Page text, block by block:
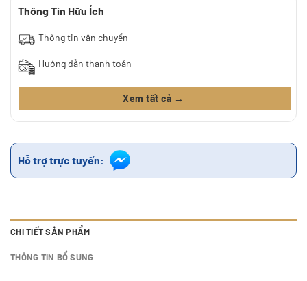
Thông Tin Hữu Ích
Thông tin vận chuyển
Hướng dẫn thanh toán
Xem tất cả →
Hỗ trợ trực tuyến:
CHI TIẾT SẢN PHẨM
THÔNG TIN BỔ SUNG